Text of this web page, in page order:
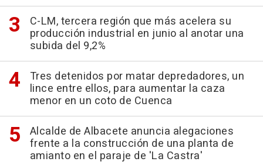
C-LM, tercera región que más acelera su
producción industrial en junio al anotar una
subida del 9,2%
Tres detenidos por matar depredadores, un
lince entre ellos, para aumentar la caza
menor en un coto de Cuenca
Alcalde de Albacete anuncia alegaciones
frente a la construcción de una planta de
amianto en el paraje de 'La Castra'